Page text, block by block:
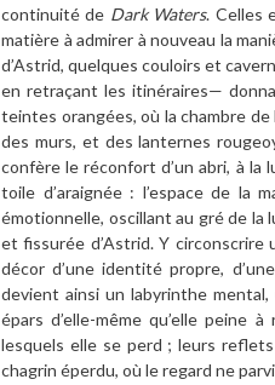
continuité de Dark Waters. Celles
matière à admirer à nouveau la
d’Astrid, quelques couloirs et
en retraçant les itinéraires—
teintes orangées, où la chambre
des murs, et des lanternes
confère le réconfort d’un abri, à la
toile d’araignée : l’espace de la
émotionnelle, oscillant au gré de
et fissurée d’Astrid. Y
décor d’une identité propre,
devient ainsi un labyrinthe
épars d’elle-même qu’elle peine
lesquels elle se perd ; leurs
chagrin éperdu, où le regard ne